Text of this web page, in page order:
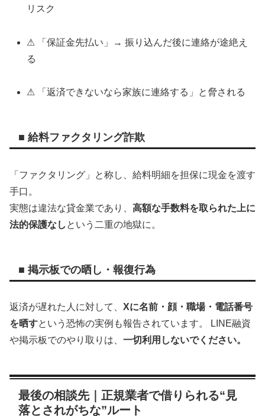
リスク
⚠ 「保証金先払い」→ 振り込んだ後に連絡が途絶え
る
⚠ 「返済できないなら家族に連絡する」と脅される
■ 給料ファクタリング詐欺
「ファクタリング」と称し、給料明細を担保に現金を渡す
手口。
実態は違法な貸金業であり、 高額な手数料を取られた上に
法的保護なし という二重の地獄に。
■ 掲示板での晒し・報復行為
返済が遅れた人に対して、 Xに名前・顔・職場・電話番号
を晒すという恐怖の実例も報告されています。 LINE融資
や掲示板でのやり取りは、 一切利用しないでください。
最後の相談先｜正規業者で借りられる“見
落とされがちな”ルート